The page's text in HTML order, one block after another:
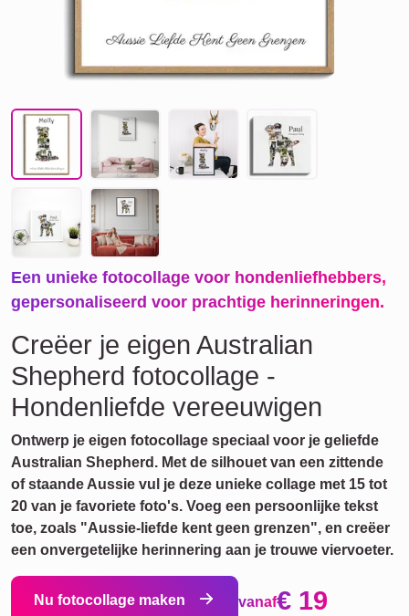
Een unieke fotocollage voor hondenliefhebbers,
gepersonaliseerd voor prachtige herinneringen.
Creëer je eigen Australian
Shepherd fotocollage -
Hondenliefde vereeuwigen
Ontwerp je eigen fotocollage speciaal voor je geliefde
Australian Shepherd. Met de silhouet van een zittende
of staande Aussie vul je deze unieke collage met 15 tot
20 van je favoriete foto's. Voeg een persoonlijke tekst
toe, zoals "Aussie-liefde kent geen grenzen", en creëer
een onvergetelijke herinnering aan je trouwe viervoeter.
Nu fotocollage maken vanaf€ 19